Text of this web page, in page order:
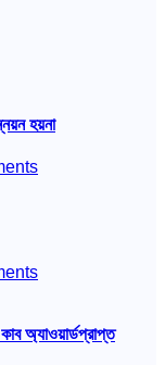
হয়না
অ্যাওয়ার্ডপ্রাপ্ত